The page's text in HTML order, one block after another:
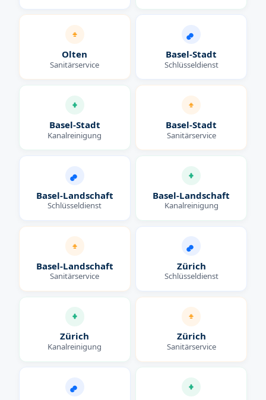
Olten
Sanitärservice
Basel-Stadt
Schlüsseldienst
Basel-Stadt
Kanalreinigung
Basel-Stadt
Sanitärservice
Basel-Landschaft
Schlüsseldienst
Basel-Landschaft
Kanalreinigung
Basel-Landschaft
Sanitärservice
Zürich
Schlüsseldienst
Zürich
Kanalreinigung
Zürich
Sanitärservice